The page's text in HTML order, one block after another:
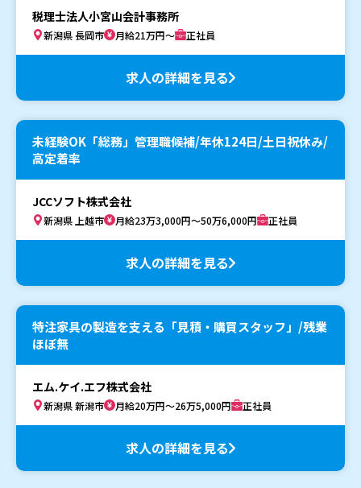
税理士法人小宮山会計事務所
新潟県 長岡市 月給21万円～ 正社員
求人の詳細を見る
未経験OK「総務」管理職候補/年休124日/土日祝休み/
高定着率
JCCソフト株式会社
新潟県 上越市 月給23万3,000円～50万6,000円 正社員
求人の詳細を見る
特注家具の製造を支える「見積・購買スタッフ」/残業
ほぼ無
エム.ケイ.エフ株式会社
新潟県 新潟市 月給20万円～26万5,000円 正社員
求人の詳細を見る